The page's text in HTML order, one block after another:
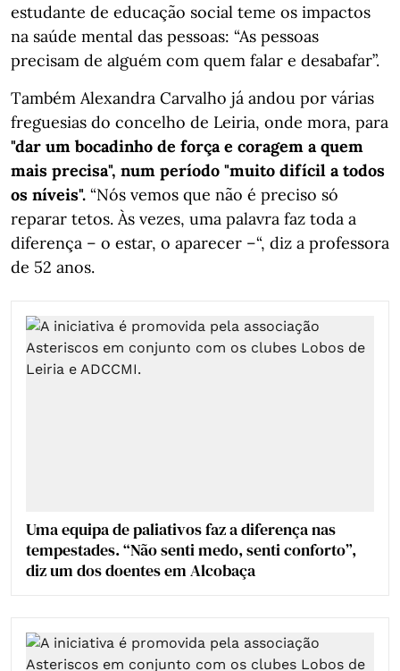
estudante de educação social teme os impactos
na saúde mental das pessoas: “As pessoas
precisam de alguém com quem falar e desabafar”.
Também Alexandra Carvalho já andou por várias
freguesias do concelho de Leiria, onde mora, para
"dar um bocadinho de força e coragem a quem
mais precisa", num período "muito difícil a todos
os níveis". “Nós vemos que não é preciso só
reparar tetos. Às vezes, uma palavra faz toda a
diferença – o estar, o aparecer –“, diz a professora
de 52 anos.
Uma equipa de paliativos faz a diferença nas
tempestades. “Não senti medo, senti conforto”,
diz um dos doentes em Alcobaça